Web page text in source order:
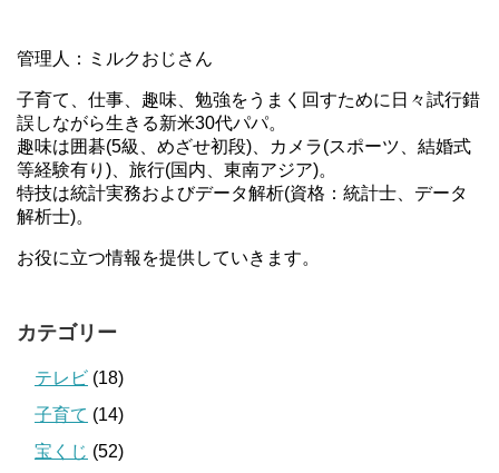
管理人：ミルクおじさん
子育て、仕事、趣味、勉強をうまく回すために日々試行錯
誤しながら生きる新米30代パパ。
趣味は囲碁(5級、めざせ初段)、カメラ(スポーツ、結婚式
等経験有り)、旅行(国内、東南アジア)。
特技は統計実務およびデータ解析(資格：統計士、データ
解析士)。
お役に立つ情報を提供していきます。
カテゴリー
テレビ (18)
子育て (14)
宝くじ (52)